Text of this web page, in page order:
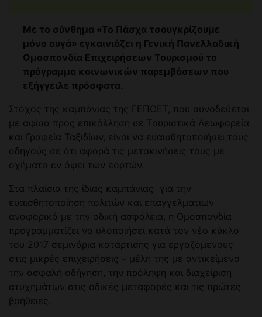
Με το σύνθημα «Το Πάσχα τσουγκρίζουμε
μόνο αυγά» εγκαινιάζει η Γενική Πανελλαδική
Ομοσπονδία Επιχειρήσεων Τουρισμού το
πρόγραμμα κοινωνικών παρεμβάσεων που
εξήγγειλε πρόσφατα.
Στόχος της καμπάνιας της ΓΕΠΟΕΤ, που συνοδεύεται
με αφίσα προς επικόλληση σε Τουριστικά Λεωφορεία
και Γραφεία Ταξιδίων, είναι να ευαισθητοποιήσει τους
οδηγούς σε ότι αφορά τις μετακινήσεις τους με
οχήματα εν όψει των εορτών.
Στα πλαίσια της ίδιας καμπάνιας για την
ευαισθητοποίηση πολιτών και επαγγελματιών
αναφορικά με την οδική ασφάλεια, η Ομοσπονδία
προγραμματίζει να υλοποιήσει κατά τον νέο κύκλο
του 2017 σεμινάρια κατάρτισης για εργαζόμενους
στις μικρές επιχειρήσεις – μέλη της με αντικείμενο
την ασφαλή οδήγηση, την πρόληψη και διαχείριση
ατυχημάτων στις οδικές μεταφορές και τις πρώτες
βοήθειες.